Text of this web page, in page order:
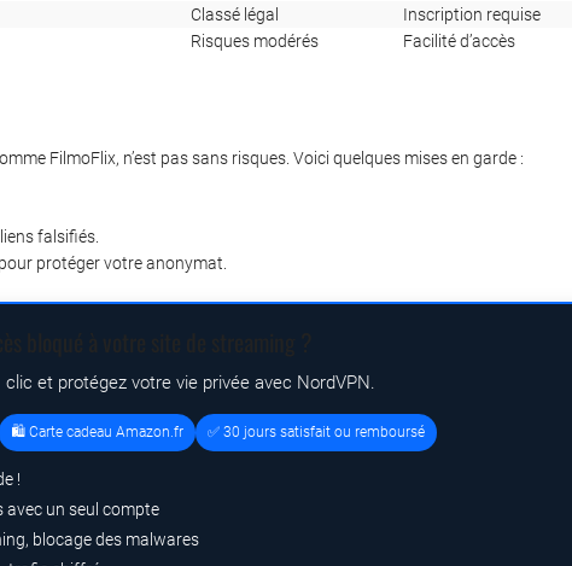
Classé légal
Inscription requise
Risques modérés Facilité d’accès
FilmoFlix, n’est pas sans risques. Voici quelques mises en garde :
falsifiés.
protéger votre anonymat.
clic et protégez votre vie privée avec NordVPN.
🛍️ Carte cadeau Amazon.fr ✅ 30 jours satisfait ou remboursé
!
avec un seul compte
blocage des malwares